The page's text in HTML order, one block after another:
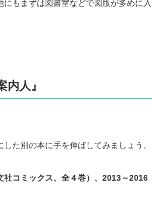
もまずは図書室などで図版が多めに入
人』
た別の本に手を伸ばしてみましょう。
コミックス、全４巻）、 2013～2016